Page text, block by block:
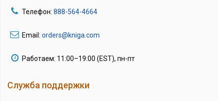
Телефон: 888-564-4664
Email: orders@kniga.com
Работаем: 11:00–19:00 (EST), пн-пт
Служба поддержки